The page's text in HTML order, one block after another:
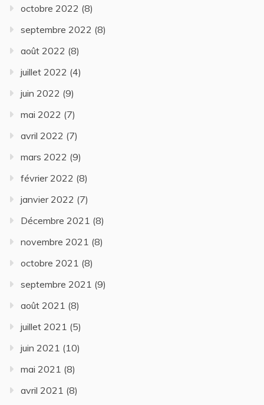
octobre 2022 (8)
septembre 2022 (8)
août 2022 (8)
juillet 2022 (4)
juin 2022 (9)
mai 2022 (7)
avril 2022 (7)
mars 2022 (9)
février 2022 (8)
janvier 2022 (7)
Décembre 2021 (8)
novembre 2021 (8)
octobre 2021 (8)
septembre 2021 (9)
août 2021 (8)
juillet 2021 (5)
juin 2021 (10)
mai 2021 (8)
avril 2021 (8)